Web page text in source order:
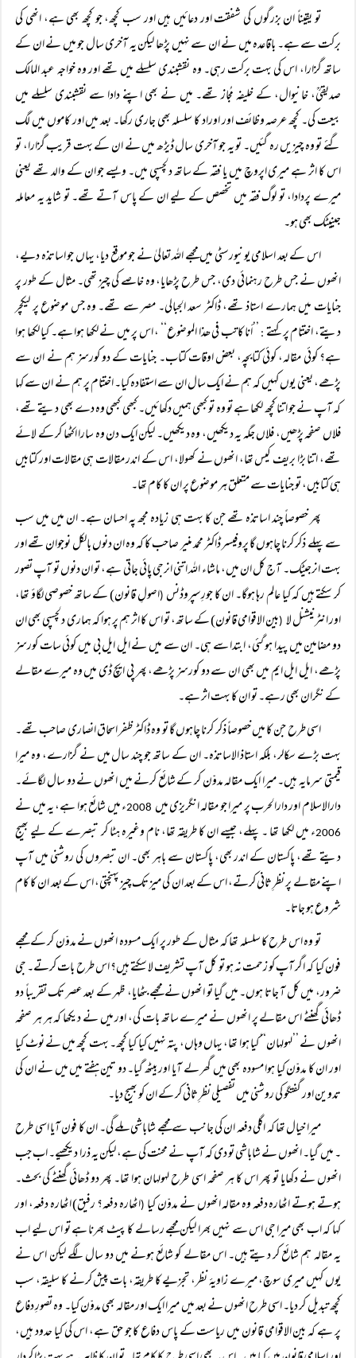
تو یقیناً‌ ان بزرگوں کی شفقت اور دعائیں ہیں اور سب کچھ، جو کچھ بھی ہے، انھی کی
برکت سے ہے۔ باقاعدہ میں نے ان سے نہیں پڑھا لیکن یہ آخری سال جو میں نے ان کے
ساتھ گزارا، اس کی بہت برکت رہی۔ وہ نقشبندی سلسلے میں تھے اور وہ خواجہ عبد المالک
صدیقیؒ، خانیوال، کے خلیفہ مُجاز تھے۔ میں نے بھی اپنے دادا سے نقشبندی سلسلے میں
بیعت کی۔ کچھ عرصہ وظائف اور اوراد کا سلسلہ بھی جاری رکھا۔ بعد میں اور کاموں میں لگ
گئے تو وہ چیزیں رہ گئیں۔ تو یہ جو آخری سال ڈیڑھ میں نے ان کے بہت قریب گزارا، تو
اس کا اثر ہے میری اپروچ میں یا فقہ کے ساتھ دلچسپی میں۔ ویسے جو ان کے والد تھے یعنی
میرے پردادا، تو لوگ فقہ میں تخصص کے لیے ان کے پاس آتے تھے۔ تو شاید یہ معاملہ
جینیٹک بھی ہو۔
اس کے بعد اسلامی یونیورسٹی میں مجھے اللہ تعالیٰ نے جو موقع دیا، یہاں جو اساتذہ دیے،
انھوں نے جس طرح رہنمائی دی، جس طرح پڑھایا، وہ خاصے کی چیز تھی۔ مثال کے طور پر
جنایات میں ہمارے استاذ تھے، ڈاکٹر سعد الجبالی۔ مصر سے تھے۔ وہ جس موضوع پر لیکچر
دیتے، اختتام پر کہتے :
’’أنا کاتب فی ھذا الموضوع‘‘ ، اس پر میں نے لکھا ہوا ہے۔ کیا لکھا ہوا
ہے؟ کوئی مقالہ، کوئی کتابچہ، بعض اوقات کتاب۔ جنایات کے دو کورسز ہم نے ان سے
پڑھے، یعنی یوں کہیں کہ ہم نے ایک سال ان سے استفادہ کیا۔ اختتام پر ہم نے ان سے کہا
کہ آپ نے جو اتنا کچھ لکھا ہے تو وہ تو کبھی ہمیں دکھائیں۔ کبھی کبھی وہ دے بھی دیتے تھے،
فلاں صفحہ پڑھیں، فلاں جگہ یہ دیکھیں، وہ دیکھیں۔ لیکن ایک دن وہ سارا اکٹھا کر کے لائے
تھے، اتنا بڑا بریف کیس تھا، انھوں نے کھولا، اس کے اندر مقالات ہی مقالات اور کتابیں
ہی کتابیں، تو جنایات سے متعلق ہر موضوع پر ان کا کام تھا۔
پھر خصوصاً‌ چند اساتذہ تھے جن کا بہت ہی زیادہ مجھ پہ احسان ہے۔ ان میں میں سب
سے پہلے ذکر کرنا چاہوں گا پروفیسر ڈاکٹر محمد منیر صاحب کا کہ وہ ان دنوں بالکل نوجوان تھے اور
بہت انرجیٹک۔ آج کل ان میں، ماشاء اللہ اتنی انرجی پائی جاتی ہے، تو ان دنوں تو آپ تصور
کر سکتے ہیں کہ کیا عالم رہا ہوگا۔ ان کا جورِسپروڈنس (اصولِ قانون) کے ساتھ خصوصی لگاؤ تھا،
اور انٹرنیشنل لا (بین الاقوامی قانون) کے ساتھ، تو اس کا اثر ہم پر ہوا کہ ہماری دلچسپی بھی ان
دو مضامین میں پیدا ہو گئی، ابتدا سے ہی۔ ان سے میں نے ایل ایل بی میں کوئی سات کورسز
پڑھے، ایل ایل ایم میں بھی ان سے دو کورسز پڑھے، پھر پی ایچ ڈی میں وہ میرے مقالے
کے نگران بھی رہے۔ تو ان کا بہت اثر ہے۔
اسی طرح جن کا میں خصوصاً‌ ذکر کرنا چاہوں گا تو وہ ڈاکٹر ظفر اسحاق انصاری صاحب تھے۔
بہت بڑے سکالر، بلکہ استاذ الاساتذہ۔ ان کے ساتھ جو چند سال میں نے گزارے، وہ میرا
قیمتی سرمایہ ہیں۔ میرا ایک مقالہ مدوّن کر کے شائع کرنے میں انھوں نے دو سال لگائے۔
دارالاسلام اور دارالحرب پر میرا جو مقالہ انگریزی میں
ء میں شائع ہوا ہے، یہ میں نے
2006ء میں لکھا تھا ۔ پہلے، جیسے ان کا طریقہ تھا، نام وغیرہ ہٹا کر تبصرے کے لیے بھیج
دیتے تھے، پاکستان کے اندر بھی، پاکستان سے باہر بھی۔ ان تبصروں کی روشنی میں آپ
اپنے مقالے پر نظرِ ثانی کرتے، اس کے بعد ان کی میز تک چیز پہنچتی، اس کے بعد ان کا کام
شروع ہو جاتا۔
تو وہ اس طرح کا سلسلہ تھا کہ مثال کے طور پر ایک مسودہ انھوں نے مدوّن کر کے مجھے
فون کیا کہ اگر آپ کو زحمت نہ ہو تو کل آپ تشریف لا سکتے ہیں؟ اس طرح بات کرتے۔ جی
ضرور، میں کل آ جاتا ہوں۔ میں گیا تو انھوں نے مجھے بٹھایا، ظہر کے بعد عصر تک تقریباً‌ دو
ڈھائی گھنٹے اس مقالے پر انھوں نے میرے ساتھ بات کی، اور میں نے دیکھا کہ ہر ہر صفحہ
انھوں نے ’’لہولہان‘‘ کیا ہوا تھا، یہاں وہاں، پتہ نہیں کیا کیا کچھ۔ بہت کچھ میں نے نوٹ کیا
اور ان کا مدوّن کیا ہوا مسودہ بھی میں گھر لے آیا اور بیٹھ گیا۔ دو تین ہفتے میں میں نے ان کی
تدوین اور گفتگو کی روشنی میں تفصیلی نظرِ ثانی کر کے ان کو بھیج دیا۔
میرا خیال تھا کہ اگلی دفعہ ان کی جانب سے مجھے شاباشی ملے گی۔ ان کا فون آیا اسی طرح
۔ میں گیا۔ انھوں نے شاباشی تو دی کہ آپ نے محنت کی ہے، لیکن یہ ذرا دیکھیے۔ اب جب
انھوں نے دکھایا تو پھر اس کا ہر صفحہ اسی طرح لہولہان ہوا تھا۔ پھر دو ڈھائی گھنٹے کی بحث۔
ہوتے ہوتے اٹھارہ دفعہ وہ مقالہ انھوں نے مدوّن کیا (اٹھارہ دفعہ؟ رفیق) اٹھارہ دفعہ، اور
کہا کہ اب بھی میرا جی اس سے نہیں بھرا لیکن مجھے رسالے کا پیٹ بھرنا ہے تو اس لیے اب
یہ مقالہ ہم شائع کر دیتے ہیں۔ اس مقالے کو شائع ہونے میں دو سال لگے لیکن اس نے
یوں کہیں میری سوچ، میرے زاویۂ نظر، تجزیے کا طریقہ، بات پیش کرنے کا سلیقہ، سب
کچھ تبدیل کر دیا۔ اسی طرح انھوں نے بعد میں میرا ایک اور مقالہ بھی مدوّن کیا۔ وہ تصورِ دفاع
پر ہے کہ بین الاقوامی قانون میں ریاست کے پاس دفاع کا جو حق ہے، اس کی کیا حدود ہیں،